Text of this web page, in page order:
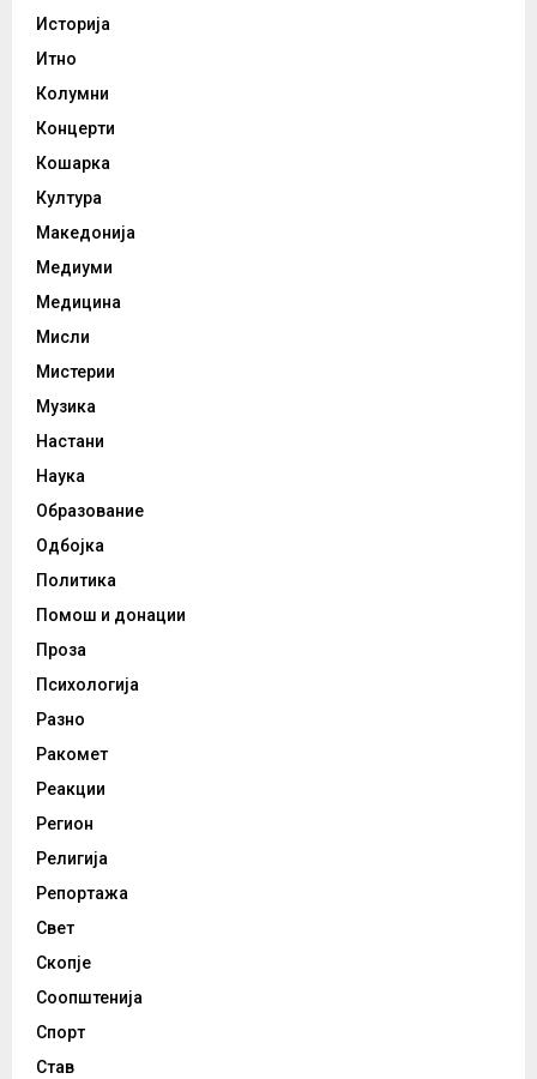
Историја
Итно
Колумни
Концерти
Кошарка
Култура
Македонија
Медиуми
Медицина
Мисли
Мистерии
Музика
Настани
Наука
Образование
Одбојка
Политика
Помош и донации
Проза
Психологија
Разно
Ракомет
Реакции
Регион
Религија
Репортажа
Свет
Скопје
Соопштенија
Спорт
Став